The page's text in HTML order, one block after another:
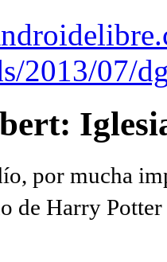
2013/07/
por mucha
de Harry